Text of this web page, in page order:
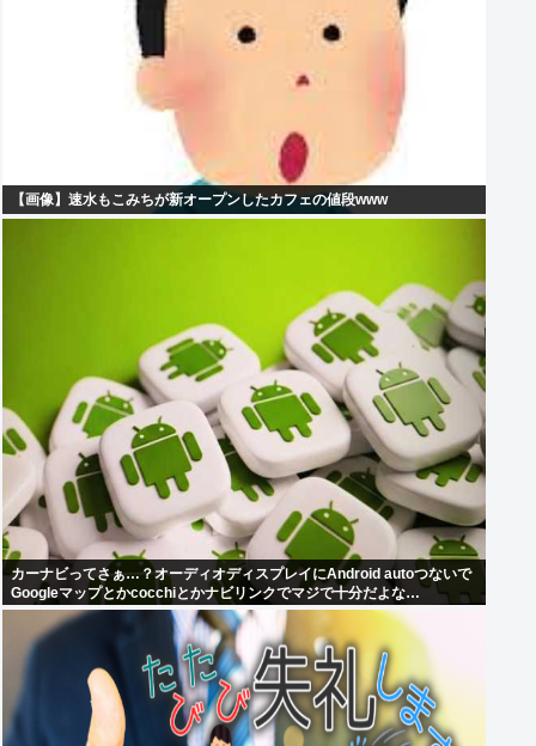
【画像】速水もこみちが新オープンしたカフェの値段www
カーナビってさぁ…？オーディオディスプレイにAndroid autoつないで
Googleマップとかcocchiとかナビリンクでマジで十分だよな…